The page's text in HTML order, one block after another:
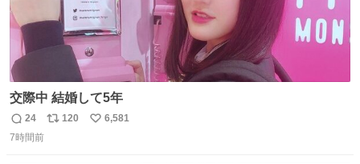
交際中 結婚して5年
返
信
24
リ
120
い
6,581
7時間前